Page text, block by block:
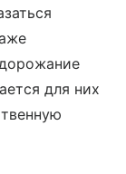
для них